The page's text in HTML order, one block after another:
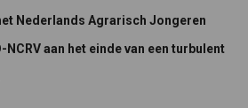
Nederlands Agrarisch Jongeren
NCRV aan het einde van een turbulent